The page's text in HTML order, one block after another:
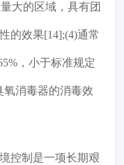
大的区域，具有团
的效果[14];(4)通常
，小于标准规定
氧消毒器的消毒效
控制是一项长期艰